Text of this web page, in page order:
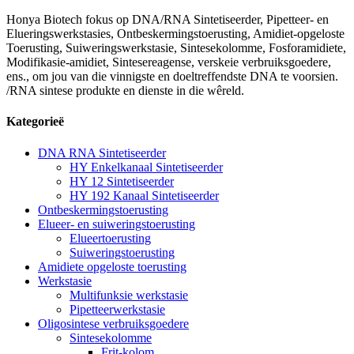
Honya Biotech fokus op DNA/RNA Sintetiseerder, Pipetteer- en
Elueringswerkstasies, Ontbeskermingstoerusting, Amidiet-opgeloste
Toerusting, Suiweringswerkstasie, Sintesekolomme, Fosforamidiete,
Modifikasie-amidiet, Sintesereagense, verskeie verbruiksgoedere,
ens., om jou van die vinnigste en doeltreffendste DNA te voorsien.
/RNA sintese produkte en dienste in die wêreld.
Kategorieë
DNA RNA Sintetiseerder
HY Enkelkanaal Sintetiseerder
HY 12 Sintetiseerder
HY 192 Kanaal Sintetiseerder
Ontbeskermingstoerusting
Elueer- en suiweringstoerusting
Elueertoerusting
Suiweringstoerusting
Amidiete opgeloste toerusting
Werkstasie
Multifunksie werkstasie
Pipetteerwerkstasie
Oligosintese verbruiksgoedere
Sintesekolomme